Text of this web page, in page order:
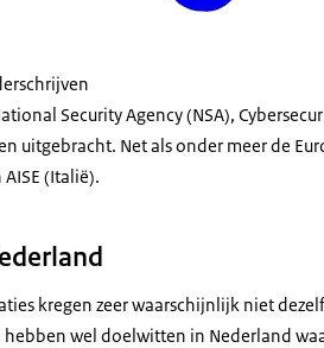
Security Agency (NSA),
uitgebracht. Net als onder meer de
(Italië).
kregen zeer waarschijnlijk niet
hebben wel doelwitten in Nederland